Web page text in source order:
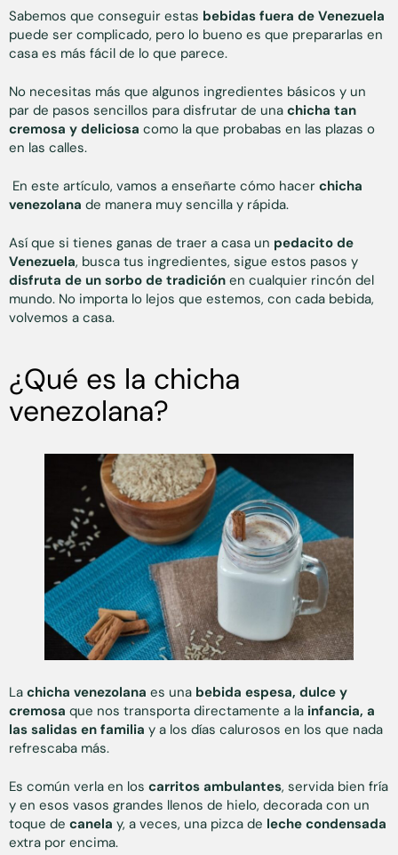
Sabemos que conseguir estas bebidas fuera de Venezuela
puede ser complicado, pero lo bueno es que prepararlas en
casa es más fácil de lo que parece.
No necesitas más que algunos ingredientes básicos y un
par de pasos sencillos para disfrutar de una chicha tan
cremosa y deliciosa como la que probabas en las plazas o
en las calles.
En este artículo, vamos a enseñarte cómo hacer chicha
venezolana de manera muy sencilla y rápida.
Así que si tienes ganas de traer a casa un pedacito de
Venezuela, busca tus ingredientes, sigue estos pasos y
disfruta de un sorbo de tradición en cualquier rincón del
mundo. No importa lo lejos que estemos, con cada bebida,
volvemos a casa.
¿Qué es la chicha
venezolana?
La chicha venezolana es una bebida espesa, dulce y
cremosa que nos transporta directamente a la infancia, a
las salidas en familia y a los días calurosos en los que nada
refrescaba más.
Es común verla en los carritos ambulantes, servida bien fría
y en esos vasos grandes llenos de hielo, decorada con un
toque de canela y, a veces, una pizca de leche condensada
extra por encima.